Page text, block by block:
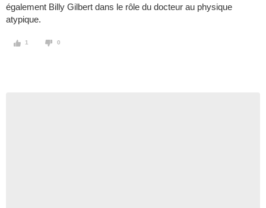
également Billy Gilbert dans le rôle du docteur au physique
atypique.
1 0